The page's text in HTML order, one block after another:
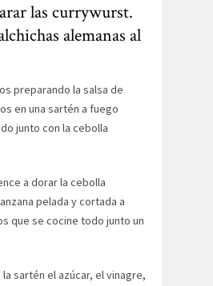
las currywurst.
alemanas al
preparando la salsa de
en una sartén a fuego
junto con la cebolla
a dorar la cebolla
pelada y cortada a
que se cocine todo junto un
la sartén el azúcar, el vinagre,